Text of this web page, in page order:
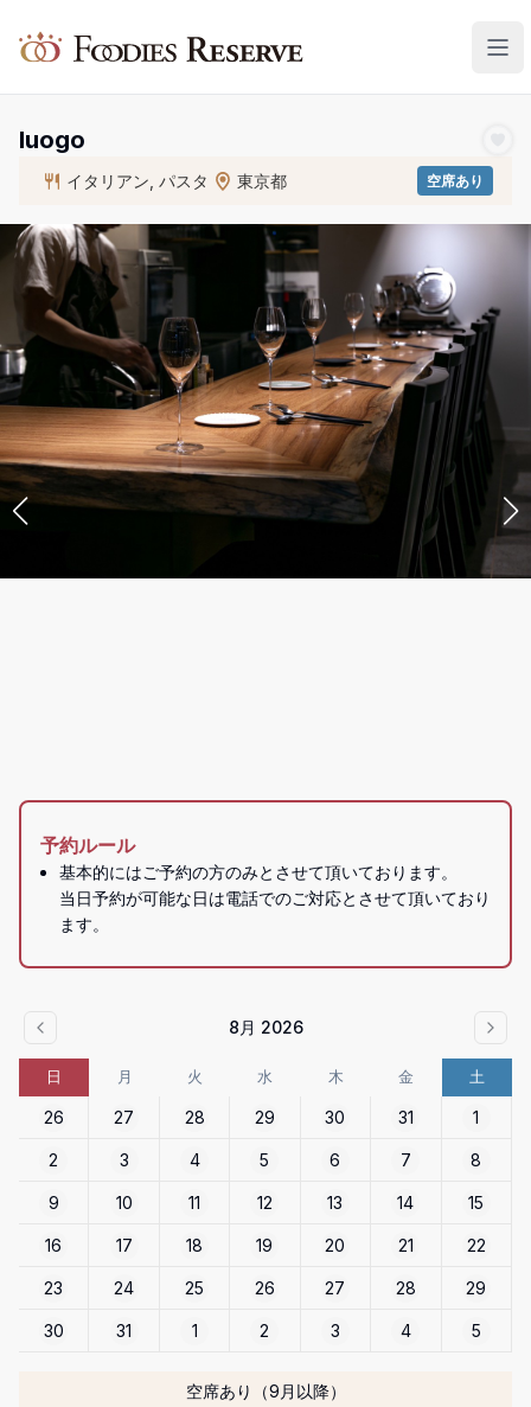
Foodies Reserve
luogo
イタリアン, パスタ 東京都 空席あり
予約ルール
基本的にはご予約の方のみとさせて頂いております。
当日予約が可能な日は電話でのご対応とさせて頂いており
ます。
8月 2026
日 月 火 水 木 金 土
26 27 28 29 30 31 1
2 3 4 5 6 7 8
9 10 11 12 13 14 15
16 17 18 19 20 21 22
23 24 25 26 27 28 29
30 31 1 2 3 4 5
空席あり（9月以降）